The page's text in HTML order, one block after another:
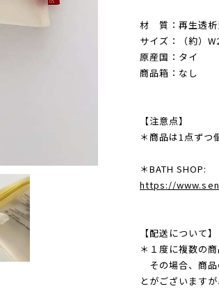
材 質：再生透析
サイズ：（約）
原産国：タイ
商品箱：なし
【注意点】
＊商品は1点ずつ
＊BATH SHOP:
https://
【配送について】
＊１度に複数の
その場合、商品
とがございます